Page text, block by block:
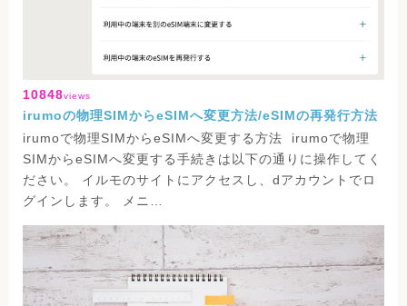
10848views
irumoの物理SIMからeSIMへ変更方法/eSIMの再発行方法
irumoで物理SIMからeSIMへ変更する方法 irumoで物理
SIMからeSIMへ変更する手続きは以下の通りに操作してく
ださい。 イルモのサイトにアクセスし、dアカウントでロ
グインします。 メニ…